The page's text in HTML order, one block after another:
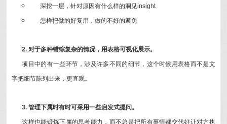
深挖一层，针对原因有什么样的洞见insight
怎样把做的好复用，做的不好的避免
2. 对于多种错综复杂的情况，用表格可视化展示。
项目中的有一些环节，涉及许多不同的细节，这个时候用表格而不是文
字把细节陈列出来，更直观。
3. 管理下属时有时可采用一些启发式提问。
这样也能锻炼下属的思考能力，而不总是把所有事情都交代好让对方执